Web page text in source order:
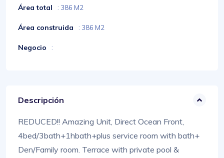
Área total : 386 M2
Área construida : 386 M2
Negocio :
Descripción
REDUCED!! Amazing Unit, Direct Ocean Front,
4bed/3bath+1hbath+plus service room with bath+
Den/Family room. Terrace with private pool &